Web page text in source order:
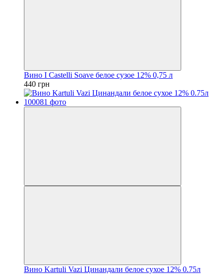
Вино I Castelli Soave белое сузое 12% 0,75 л
440 грн
Вино Kartuli Vazi Цинандали белое сухое 12% 0.75л